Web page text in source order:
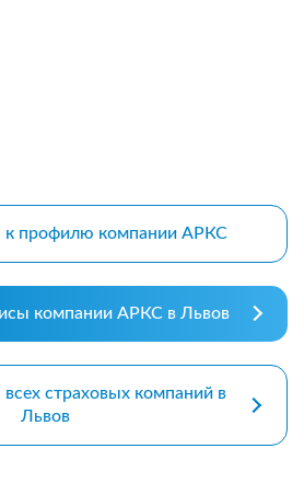
к профилю компании АРКС
компании АРКС в Львов
страховых компаний в
Львов